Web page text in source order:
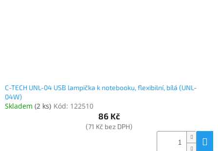
C-TECH UNL-04 USB lampička k notebooku, flexibilní, bílá (UNL-
04W)
Skladem (2 ks) Kód: 122510
86 Kč
(71 Kč bez DPH)